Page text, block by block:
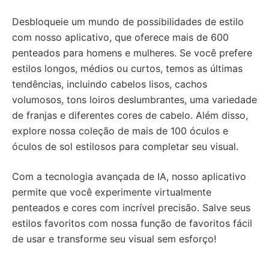
Desbloqueie um mundo de possibilidades de estilo
com nosso aplicativo, que oferece mais de 600
penteados para homens e mulheres. Se você prefere
estilos longos, médios ou curtos, temos as últimas
tendências, incluindo cabelos lisos, cachos
volumosos, tons loiros deslumbrantes, uma variedade
de franjas e diferentes cores de cabelo. Além disso,
explore nossa coleção de mais de 100 óculos e
óculos de sol estilosos para completar seu visual.
Com a tecnologia avançada de IA, nosso aplicativo
permite que você experimente virtualmente
penteados e cores com incrível precisão. Salve seus
estilos favoritos com nossa função de favoritos fácil
de usar e transforme seu visual sem esforço!